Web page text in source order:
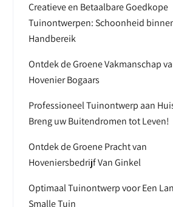
Creatieve en Betaalbare Goedkope
Tuinontwerpen: Schoonheid
Handbereik
Ontdek de Groene Vakmanschap
Hovenier Bogaars
Professioneel Tuinontwerp aan
Breng uw Buitendromen tot Leven!
Ontdek de Groene Pracht van
Hoveniersbedrijf Van Ginkel
Optimaal Tuinontwerp voor Een
Smalle Tuin